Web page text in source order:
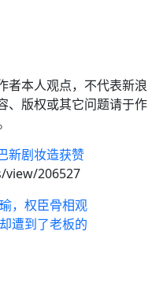
者本人观点，不代表新浪
、版权或其它问题请于作
新剧妆造获赞
206527
，权臣骨相观
遭到了老板的